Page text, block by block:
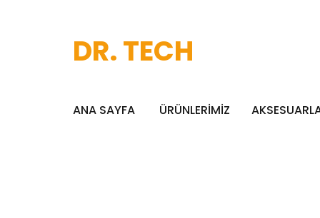
DR. TECH
ANA SAYFA ÜRÜNLERİMİZ